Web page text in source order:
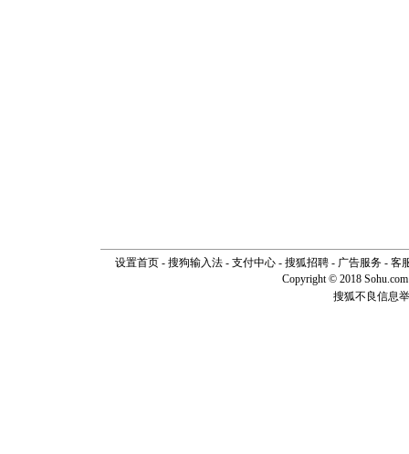
设置首页- 搜狗输入法- 支付中心- 搜狐招聘- 广告服务- 客
Copyright © 2018
搜狐不良信息